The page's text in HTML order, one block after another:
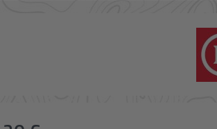
Preis: